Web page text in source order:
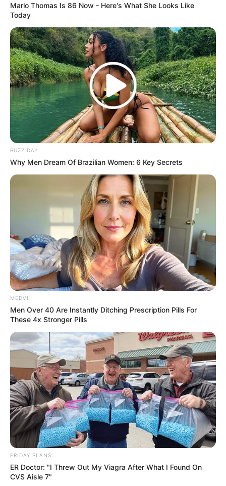
Co-stars Who Lost Control While Kissing Each
Other
BUZZDAY
Japan's Oldest Doctors Say Memory Loss Isn't
Age: Just Stop Drinking These 3 Beverages
NEUROMIND PRO
Colorado Elk's Surprising Response After Being
Freed From Tire
Polar Bear Approaches Fishermen - Watch
Marlo Thomas Is 86 Now - Here's What She Looks Like
Today
BUZZ DAY
Why Men Dream Of Brazilian Women: 6 Key Secrets
MEDVI
Men Over 40 Are Instantly Ditching Prescription Pills For
These 4x Stronger Pills
FRIDAY PLANS
ER Doctor: "I Threw Out My Viagra After What I Found On
CVS Aisle 7"